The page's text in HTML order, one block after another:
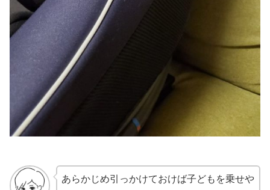
あらかじめ引っかけておけば子どもを乗せや